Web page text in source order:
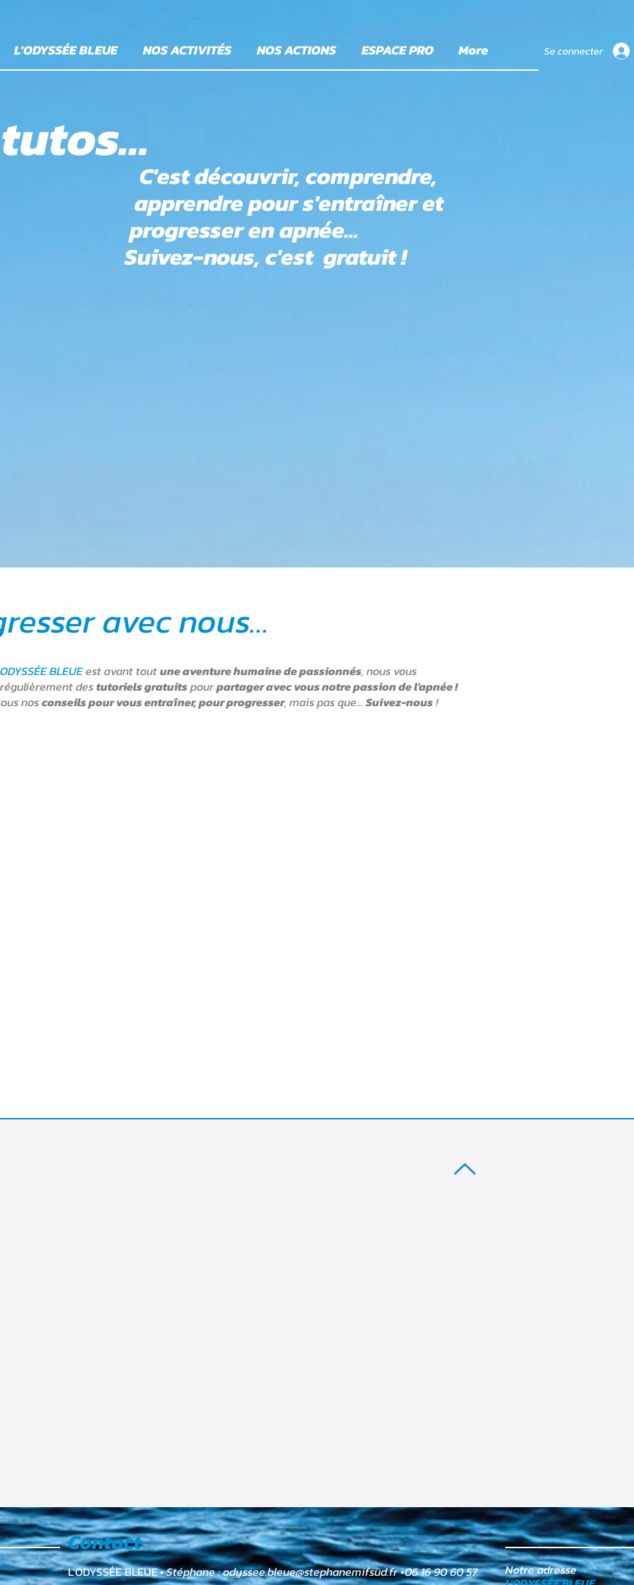
L'ODYSSÉE BLEUE NOS ACTIVITÉS NOS ACTIONS ESPACE PRO More Se connecter
C'est découvrir, comprendre,
apprendre pour s'entraîner et
progresser en apnée…
Suivez-nous, c'est gratuit !
avec nous…
BLEUEest avant toutune aventure humaine de passionnés, nous vous
destutoriels gratuitspourpartager avec vous notre passion de l'apnée !
nosconseils pour vous entraîner, pour progresser, mais pas que… Suivez-nous!
Contact
L'ODYSSÉE BLEUE•Stéphane :odyssee.bleue@stephanemifsud.fr•06 16 90 60 57 Notre adresse